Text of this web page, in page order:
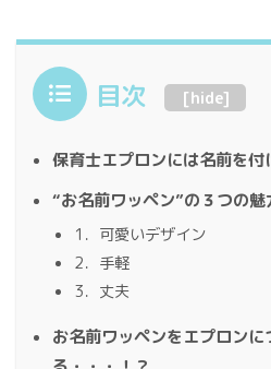
目次 [hide]
保育士エプロンには名前を付
“お名前ワッペン”の３つの魅
1．可愛いデザイン
2．手軽
3．丈夫
お名前ワッペンをエプロン